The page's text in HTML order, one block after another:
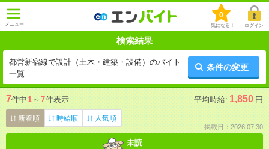
メニュー
0
気になる！ ログイン
検索結果
都営新宿線で設計（土木・建築・設備）のバイト
一覧
条件の変更
7件中1 ～ 7件表示 平均時給: 1,850 円
新着順 時給順 人気順
掲載日：2026.07.30
未読